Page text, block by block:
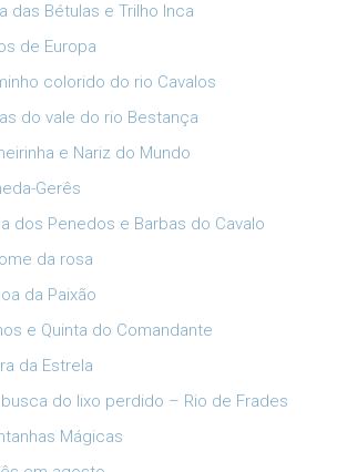
das Bétulas e Trilho Inca
de Europa
colorido do rio Cavalos
do vale do rio Bestança
e Nariz do Mundo
Gerês
dos Penedos e Barbas do Cavalo
da rosa
da Paixão
e Quinta do Comandante
da Estrela
busca do lixo perdido – Rio de Frades
Mágicas